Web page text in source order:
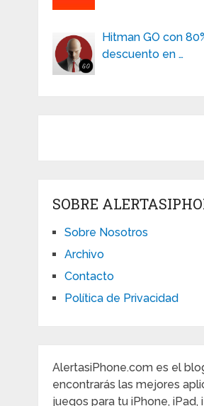
Hitman GO con
descuento en …
SOBRE
Sobre Nosotros
Archivo
Contacto
Política de Privacidad
AlertasiPhone.com es el
encontrarás las mejores
juegos para tu iPhone, iPad,